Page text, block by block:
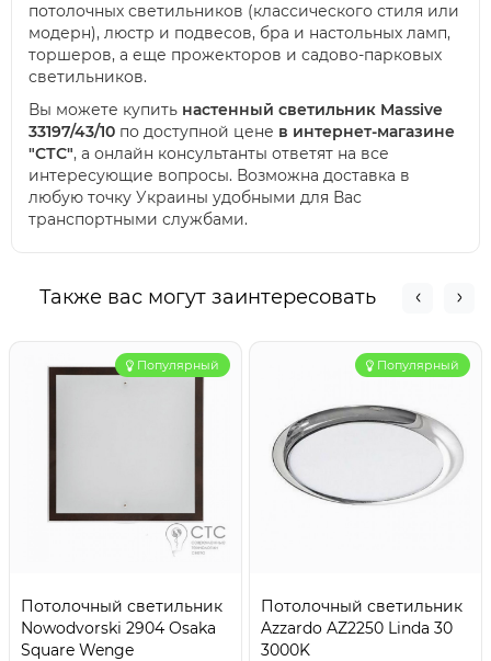
потолочных светильников (классического стиля или
модерн), люстр и подвесов, бра и настольных ламп,
торшеров, а еще прожекторов и садово-парковых
светильников.
Вы можете купить настенный светильник Massive
33197/43/10 по доступной цене в интернет-магазине
"СТС", а онлайн консультанты ответят на все
интересующие вопросы. Возможна доставка в
любую точку Украины удобными для Вас
транспортными службами.
Также вас могут заинтересовать
Популярный
Потолочный светильник
Nowodvorski 2904 Osaka
Square Wenge
Популярный
Потолочный светильник
Azzardo AZ2250 Linda 30
3000K